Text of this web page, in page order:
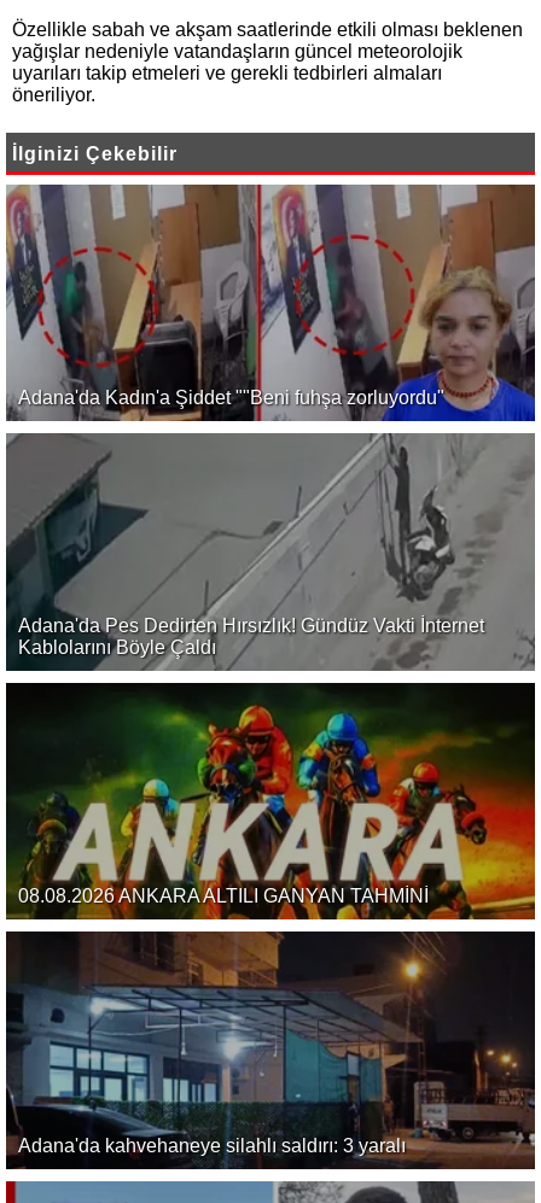
Özellikle sabah ve akşam saatlerinde etkili olması beklenen
yağışlar nedeniyle vatandaşların güncel meteorolojik
uyarıları takip etmeleri ve gerekli tedbirleri almaları
öneriliyor.
İlginizi Çekebilir
Adana'da Kadın'a Şiddet ""Beni fuhşa zorluyordu"
Adana'da Pes Dedirten Hırsızlık! Gündüz Vakti İnternet
Kablolarını Böyle Çaldı
08.08.2026 ANKARA ALTILI GANYAN TAHMİNİ
Adana'da kahvehaneye silahlı saldırı: 3 yaralı